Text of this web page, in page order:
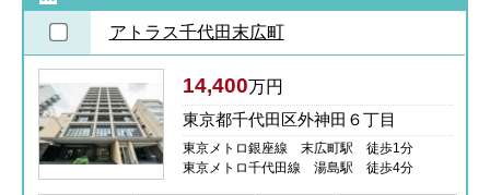
アトラス千代田末広町
14,400万円
東京都千代田区外神田６丁目
東京メトロ銀座線 末広町駅 徒歩1分
東京メトロ千代田線 湯島駅 徒歩4分